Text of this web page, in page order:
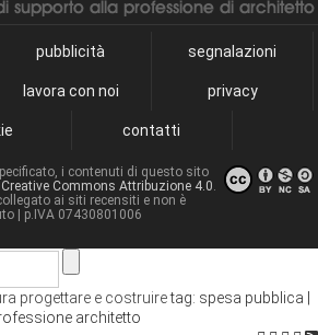
pubblicità segnalazioni
lavora con noi privacy
contatti
i contenuti di questo sito
Creative Commons Attribuzione 4.0.
ai siti recensiti e non è
| p.IVA 07430801006
progettare e costruiretag: spesa pubblica |
architetto